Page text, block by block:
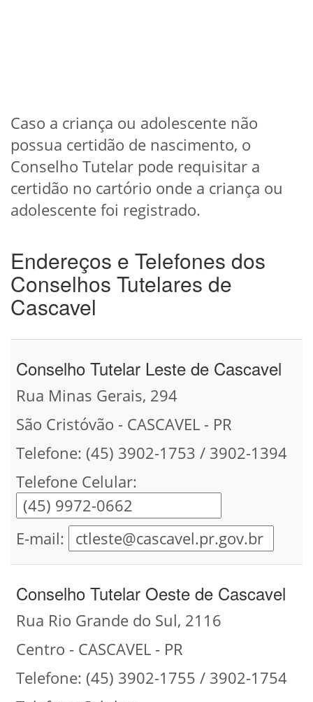
Caso a criança ou adolescente não
possua certidão de nascimento, o
Conselho Tutelar pode requisitar a
certidão no cartório onde a criança ou
adolescente foi registrado.
Endereços e Telefones dos
Conselhos Tutelares de
Cascavel
Conselho Tutelar Leste de Cascavel
Rua Minas Gerais, 294
São Cristóvão - CASCAVEL - PR
Telefone: (45) 3902-1753 / 3902-1394
Telefone Celular:
E-mail:
Conselho Tutelar Oeste de Cascavel
Rua Rio Grande do Sul, 2116
Centro - CASCAVEL - PR
Telefone: (45) 3902-1755 / 3902-1754